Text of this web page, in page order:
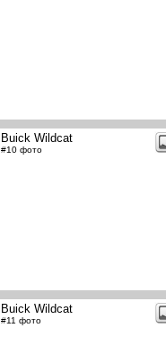
Buick Wildcat
#10 фото
Buick Wildcat
#11 фото